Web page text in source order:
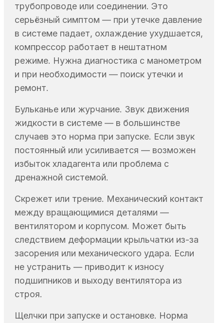
трубопроводе или соединении. Это
серьёзный симптом — при утечке давление
в системе падает, охлаждение ухудшается,
компрессор работает в нештатном
режиме. Нужна диагностика с манометром
и при необходимости — поиск утечки и
ремонт.
Бульканье или журчание. Звук движения
жидкости в системе — в большинстве
случаев это норма при запуске. Если звук
постоянный или усиливается — возможен
избыток хладагента или проблема с
дренажной системой.
Скрежет или трение. Механический контакт
между вращающимися деталями —
вентилятором и корпусом. Может быть
следствием деформации крыльчатки из-за
засорения или механического удара. Если
не устранить — приводит к износу
подшипников и выходу вентилятора из
строя.
Щелчки при запуске и остановке. Норма